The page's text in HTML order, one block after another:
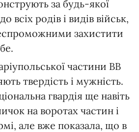
за будь-якої
всіх родів і видів військ,
захистити
частини ВВ
твердість і мужність.
гвардія ще навіть
на воротах частин і
але вже показала, що в